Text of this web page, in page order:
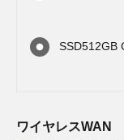
SSD512GB
ワイヤレスWAN